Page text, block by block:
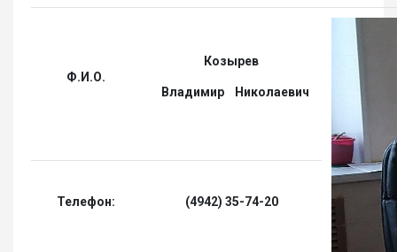
Ф.И.О.
Козырев
Владимир Николаевич
Телефон: (4942) 35-74-20